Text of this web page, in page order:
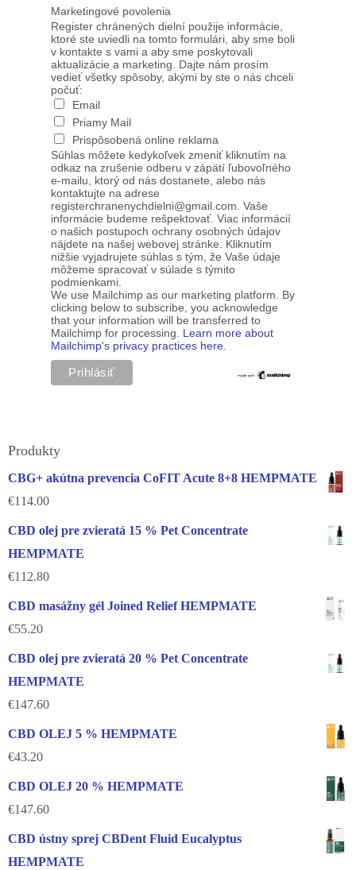
Marketingové povolenia
Register chránených dielní použije informácie,
ktoré ste uviedli na tomto formulári, aby sme boli
v kontakte s vami a aby sme poskytovali
aktualizácie a marketing. Dajte nám prosím
vedieť všetky spôsoby, akými by ste o nás chceli
počuť:
Email
Priamy Mail
Prispôsobená online reklama
Súhlas môžete kedykoľvek zmeniť kliknutím na
odkaz na zrušenie odberu v zápätí ľubovoľného
e-mailu, ktorý od nás dostanete, alebo nás
kontaktujte na adrese
registerchranenychdielni@gmail.com. Vaše
informácie budeme rešpektovať. Viac informácií
o našich postupoch ochrany osobných údajov
nájdete na našej webovej stránke. Kliknutím
nižšie vyjadrujete súhlas s tým, že Vaše údaje
môžeme spracovať v súlade s týmito
podmienkami.
We use Mailchimp as our marketing platform. By
clicking below to subscribe, you acknowledge
that your information will be transferred to
Mailchimp for processing. Learn more about
Mailchimp's privacy practices here.
Produkty
CBG+ akútna prevencia CoFIT Acute 8+8 HEMPMATE
€114.00
CBD olej pre zvieratá 15 % Pet Concentrate
HEMPMATE
€112.80
CBD masážny gél Joined Relief HEMPMATE
€55.20
CBD olej pre zvieratá 20 % Pet Concentrate
HEMPMATE
€147.60
CBD OLEJ 5 % HEMPMATE
€43.20
CBD OLEJ 20 % HEMPMATE
€147.60
CBD ústny sprej CBDent Fluid Eucalyptus
HEMPMATE